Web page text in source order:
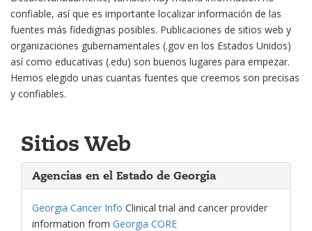
confiable, así que es importante localizar información de las
fuentes más fidedignas posibles. Publicaciones de sitios web y
organizaciones gubernamentales (.gov en los Estados Unidos)
así como educativas (.edu) son buenos lugares para empezar.
Hemos elegido unas cuantas fuentes que creemos son precisas
y confiables.
Sitios Web
Agencias en el Estado de Georgia
Georgia Cancer Info Clinical trial and cancer provider
information from Georgia CORE